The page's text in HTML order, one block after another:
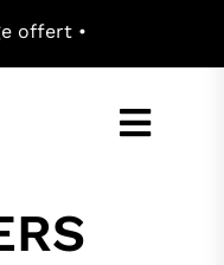
Toggle